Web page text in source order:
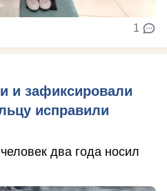
1
и зафиксировали
исправили
два года носил